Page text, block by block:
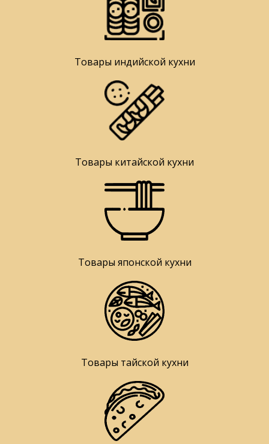
Товары индийской кухни
Товары китайской кухни
Товары японской кухни
Товары тайской кухни